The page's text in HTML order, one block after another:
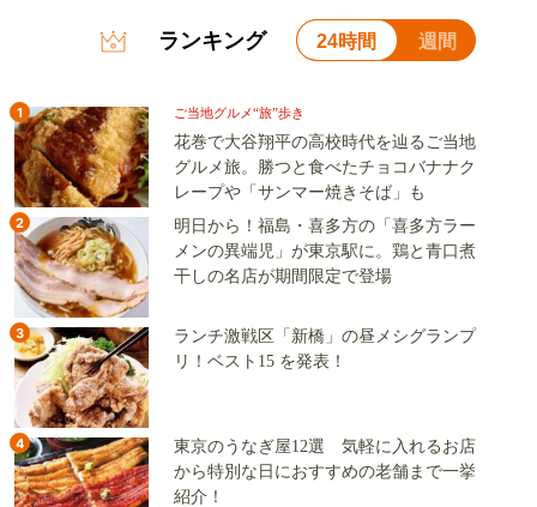
ランキング 24時間 週間
1 ご当地グルメ“旅”歩き
花巻で大谷翔平の高校時代を辿るご当地
グルメ旅。勝つと食べたチョコバナナク
レープや「サンマー焼きそば」も
2
明日から！福島・喜多方の「喜多方ラー
メンの異端児」が東京駅に。鶏と青口煮
干しの名店が期間限定で登場
3
ランチ激戦区「新橋」の昼メシグランプ
リ！ベスト15 を発表！
4
東京のうなぎ屋12選 気軽に入れるお店
から特別な日におすすめの老舗まで一挙
紹介！